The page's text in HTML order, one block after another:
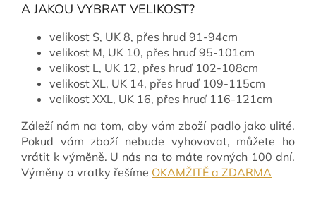
A JAKOU VYBRAT VELIKOST?
velikost S, UK 8, přes hruď 91-94cm
velikost M, UK 10, přes hruď 95-101cm
velikost L, UK 12, přes hruď 102-108cm
velikost XL, UK 14, přes hruď 109-115cm
velikost XXL, UK 16, přes hruď 116-121cm
Záleží nám na tom, aby vám zboží padlo jako ulité.
Pokud vám zboží nebude vyhovovat, můžete ho
vrátit k výměně. U nás na to máte rovných 100 dní.
Výměny a vratky řešíme OKAMŽITĚ a ZDARMA